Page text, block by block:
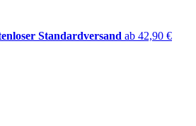
Standardversand ab 42,90 €